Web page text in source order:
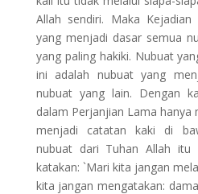
Allah sendiri. Maka
yang menjadi dasar semua
yang paling hakiki. Nubuat
ini adalah nubuat yang
nubuat yang lain. Dengan
dalam Perjanjian Lama
menjadi catatan kaki di
nubuat dari Tuhan Allah itu
katakan: `Mari kita jangan
kita jangan mengatakan: